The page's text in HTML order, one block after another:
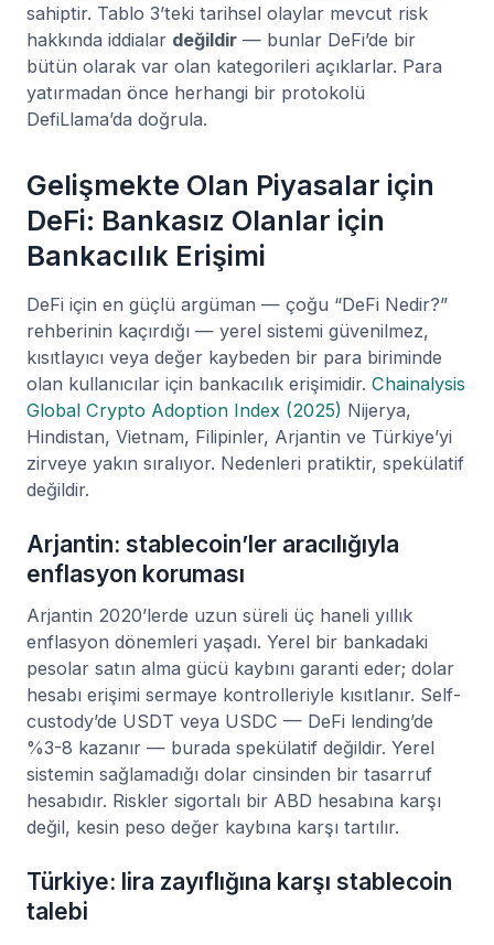
sahiptir. Tablo 3’teki tarihsel olaylar mevcut risk
hakkında iddialar değildir — bunlar DeFi’de bir
bütün olarak var olan kategorileri açıklarlar. Para
yatırmadan önce herhangi bir protokolü
DefiLlama’da doğrula.
Gelişmekte Olan Piyasalar için
DeFi: Bankasız Olanlar için
Bankacılık Erişimi
DeFi için en güçlü argüman — çoğu “DeFi Nedir?”
rehberinin kaçırdığı — yerel sistemi güvenilmez,
kısıtlayıcı veya değer kaybeden bir para biriminde
olan kullanıcılar için bankacılık erişimidir. Chainalysis
Global Crypto Adoption Index (2025) Nijerya,
Hindistan, Vietnam, Filipinler, Arjantin ve Türkiye’yi
zirveye yakın sıralıyor. Nedenleri pratiktir, spekülatif
değildir.
Arjantin: stablecoin’ler aracılığıyla
enflasyon koruması
Arjantin 2020’lerde uzun süreli üç haneli yıllık
enflasyon dönemleri yaşadı. Yerel bir bankadaki
pesolar satın alma gücü kaybını garanti eder; dolar
hesabı erişimi sermaye kontrolleriyle kısıtlanır. Self-
custody’de USDT veya USDC — DeFi lending’de
%3-8 kazanır — burada spekülatif değildir. Yerel
sistemin sağlamadığı dolar cinsinden bir tasarruf
hesabıdır. Riskler sigortalı bir ABD hesabına karşı
değil, kesin peso değer kaybına karşı tartılır.
Türkiye: lira zayıflığına karşı stablecoin
talebi